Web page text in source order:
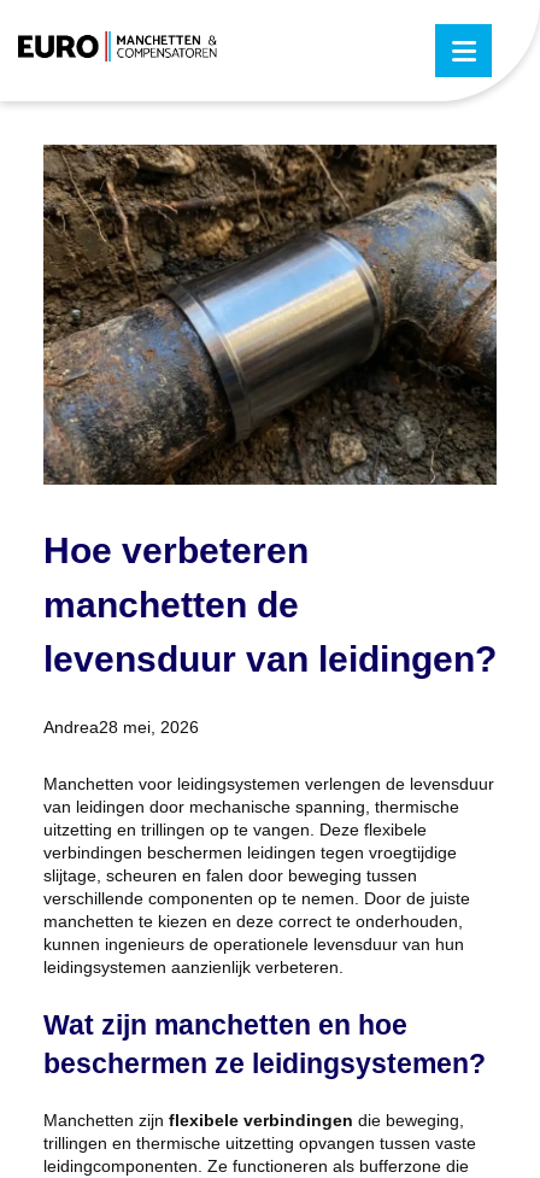
Hoe verbeteren
manchetten de
levensduur van leidingen?
Posted
Andrea28 mei, 2026
Manchetten voor leidingsystemen verlengen de levensduur
van leidingen door mechanische spanning, thermische
uitzetting en trillingen op te vangen. Deze flexibele
verbindingen beschermen leidingen tegen vroegtijdige
slijtage, scheuren en falen door beweging tussen
verschillende componenten op te nemen. Door de juiste
manchetten te kiezen en deze correct te onderhouden,
kunnen ingenieurs de operationele levensduur van hun
leidingsystemen aanzienlijk verbeteren.
Wat zijn manchetten en hoe
beschermen ze leidingsystemen?
Manchetten zijn flexibele verbindingen die beweging,
trillingen en thermische uitzetting opvangen tussen vaste
leidingcomponenten. Ze functioneren als bufferzone die